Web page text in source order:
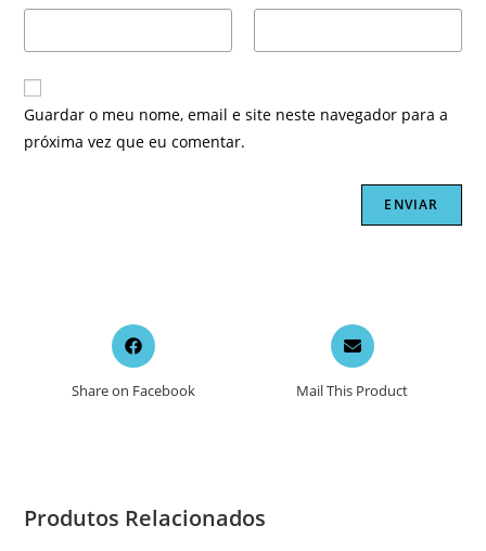
Guardar o meu nome, email e site neste navegador para a
próxima vez que eu comentar.
Opens
in
new
Share on Facebook
Opens
in
a
new
Mail This Product
Produtos Relacionados